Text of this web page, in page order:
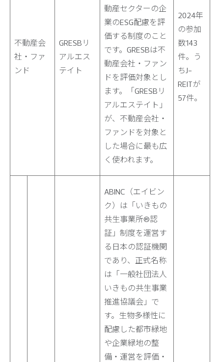
不動産会
社・ファ
ンド
GRESBリ
アルエス
テイト
動産セクターの企
業のESG配慮を評
価する制度のこと
です。GRESBは不
動産会社・ファン
ドを評価対象とし
ます。「GRESBリ
アルエステイト」
が、不動産会社・
ファンドを対象と
した場合に最も広
く使われます。
2024年
の参加
数143
件。う
ちJ-
REITが
57件。
ABINC（エイビン
ク）は「いきもの
共生事業所®認
証」制度を運営す
る日本の認証機関
であり、正式名称
は「一般社団法人
いきもの共生事業
推進協議会」で
す。生物多様性に
配慮した都市緑地
や企業緑地の整
備・運営を評価・